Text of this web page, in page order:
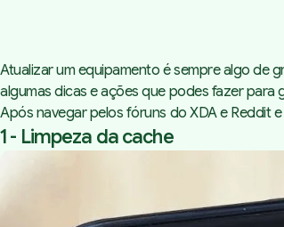
Atualizar um equipamento é sempre algo de
algumas dicas e ações que podes fazer
Após navegar pelos fóruns do XDA e Reddit
1 - Limpeza da cache